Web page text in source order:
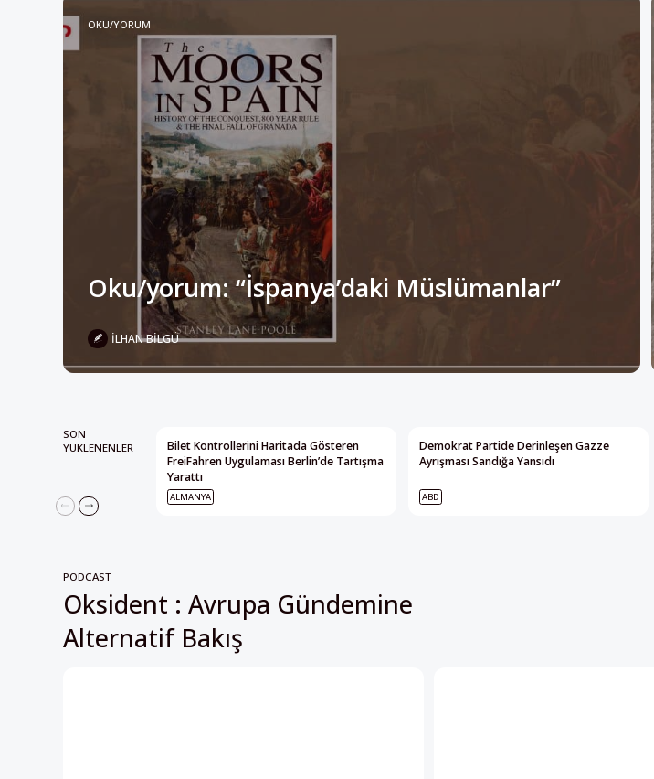
OKU/YORUM
Oku/yorum: “İspanya’daki Müslümanlar”
İLHAN BILGÜ
SON
YÜKLENENLER
Bilet Kontrollerini Haritada Gösteren
FreiFahren Uygulaması Berlin’de Tartışma
Yarattı
ALMANYA
Demokrat Partide Derinleşen Gazze
Ayrışması Sandığa Yansıdı
ABD
PODCAST
Oksident : Avrupa Gündemine
Alternatif Bakış